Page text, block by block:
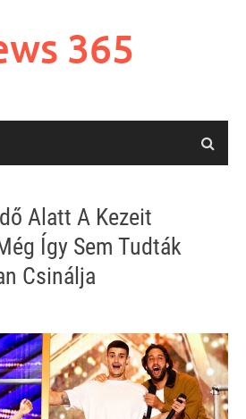
365
Alatt A Kezeit
Így Sem Tudták
Csinálja